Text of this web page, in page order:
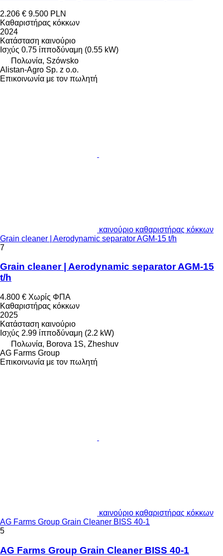
2.206 € 9.500 PLN
Καθαριστήρας κόκκων
2024
Κατάσταση καινούριο
Ισχύς 0.75 ίπποδύναμη (0.55 kW)
Πολωνία, Szówsko
Alistan-Agro Sp. z o.o.
Επικοινωνία με τον πωλητή
καινούριο καθαριστήρας κόκκων
Grain cleaner | Aerodynamic separator AGM-15 t/h
7
Grain cleaner | Aerodynamic separator AGM-15
t/h
4.800 € Χωρίς ΦΠΑ
Καθαριστήρας κόκκων
2025
Κατάσταση καινούριο
Ισχύς 2.99 ίπποδύναμη (2.2 kW)
Πολωνία, Borova 1S, Zheshuv
AG Farms Group
Επικοινωνία με τον πωλητή
καινούριο καθαριστήρας κόκκων
AG Farms Group Grain Cleaner BISS 40-1
5
AG Farms Group Grain Cleaner BISS 40-1